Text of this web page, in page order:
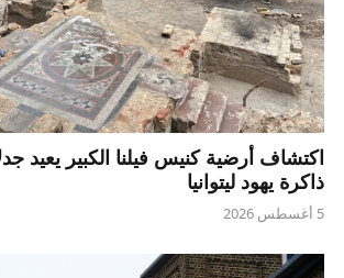
اكتشاف أرضية كنيس فيلنا الكبير يعيد
ذاكرة يهود ليتوانيا
5 أغسطس 2026